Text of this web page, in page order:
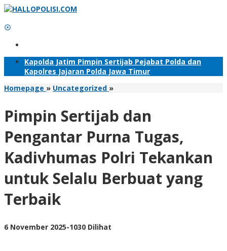
Lewati
konten
Kapolda Jatim Pimpin Sertijab Pejabat Polda dan
Kapolres Jajaran Polda Jawa Timur
Homepage » Uncategorized »Pimpin
Pengantar
Tugas,
Kadivhumas
Polri
Tekankan
untuk
Selalu
Pimpin Sertijab dan
Pengantar Purna Tugas,
Kadivhumas Polri Tekankan
untuk Selalu Berbuat yang
Terbaik
6 November 2025oleh
-1030 Dilihat